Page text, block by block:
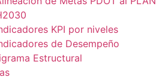
KPI por niveles
de Desempeño
Estructural